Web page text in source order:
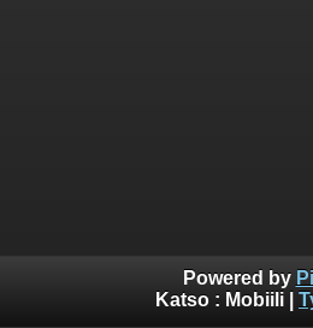
Powered by
Katso : Mobiili